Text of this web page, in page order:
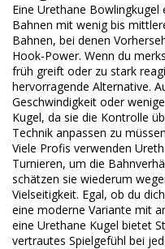
Eine Urethane
Bahnen mit wenig bis
Bahnen, bei denen
Hook-Power. Wenn du
früh greift oder zu stark
hervorragende Alternative.
Geschwindigkeit oder
Kugel, da sie die Kontrolle
Technik anpassen zu
Viele Profis verwenden
Turnieren, um die
schätzen sie wiederum
Vielseitigkeit. Egal, ob du
eine moderne Variante mit
eine Urethane Kugel bietet
vertrautes Spielgefühl bei